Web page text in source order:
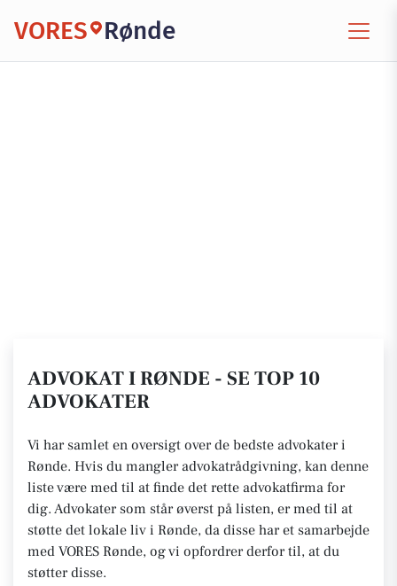
VORES Rønde
ADVOKAT I RØNDE - SE TOP 10
ADVOKATER
Vi har samlet en oversigt over de bedste advokater i
Rønde. Hvis du mangler advokatrådgivning, kan denne
liste være med til at finde det rette advokatfirma for
dig. Advokater som står øverst på listen, er med til at
støtte det lokale liv i Rønde, da disse har et samarbejde
med VORES Rønde, og vi opfordrer derfor til, at du
støtter disse.